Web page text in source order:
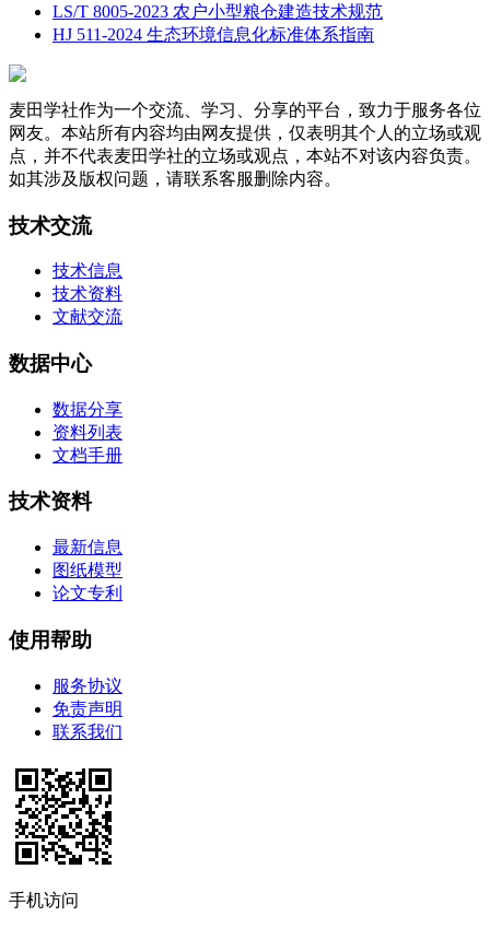
LS/T 8005-2023 农户小型粮仓建造技术规范
HJ 511-2024 生态环境信息化标准体系指南
麦田学社作为一个交流、学习、分享的平台，致力于服务各位
网友。本站所有内容均由网友提供，仅表明其个人的立场或观
点，并不代表麦田学社的立场或观点，本站不对该内容负责。
如其涉及版权问题，请联系客服删除内容。
技术交流
技术信息
技术资料
文献交流
数据中心
数据分享
资料列表
文档手册
技术资料
最新信息
图纸模型
论文专利
使用帮助
服务协议
免责声明
联系我们
手机访问